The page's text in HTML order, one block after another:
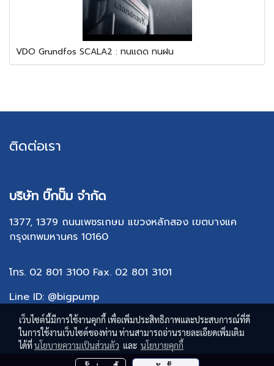
VDO Grundfos SCALA2 : ทนแดด ทนฝน
ติดต่อเรา
บริษัท บิ๊กปั๊ม จำกัด
1377, 1379 ถนนเพชรเกษม แขวงหลักสอง เขตบางแค
กรุงเทพมหานคร 10160
โทร. 02 801 3100 Fax. 02 801 3101
Line ID: @bigpump
เว็บไซต์นี้มีการใช้งานคุกกี้ เพื่อเพิ่มประสิทธิภาพและประสบการณ์ที่ดี
ในการใช้งานเว็บไซต์ของท่าน ท่านสามารถอ่านรายละเอียดเพิ่มเติม
ได้ที่นโยบายความเป็นส่วนตัว และ นโยบายคุกกี้